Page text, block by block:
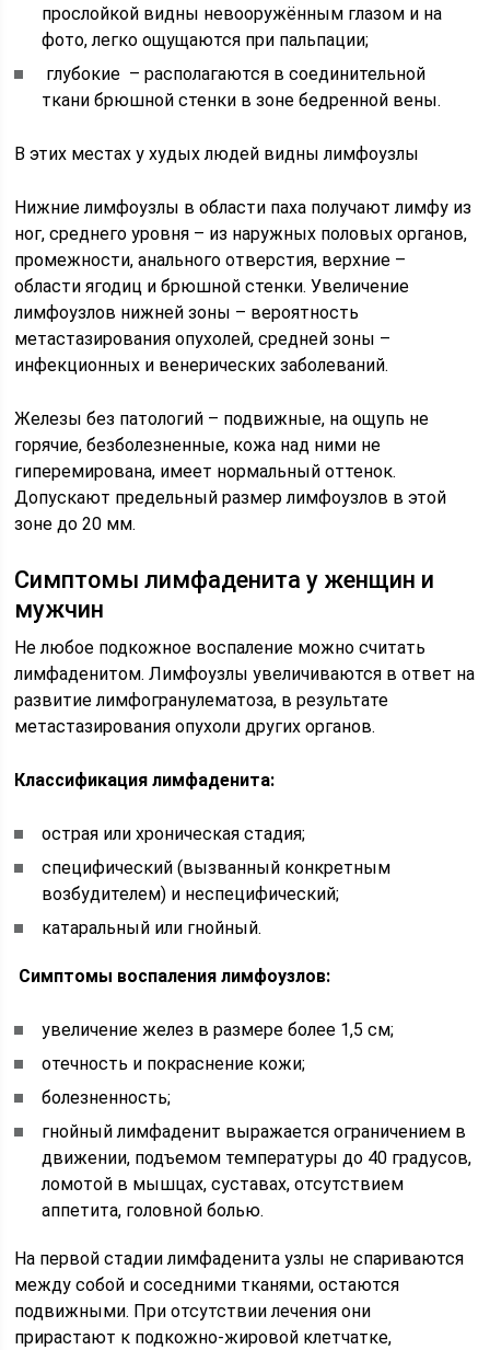
прослойкой видны невооружённым глазом и на
фото, легко ощущаются при пальпации;
глубокие – располагаются в соединительной
ткани брюшной стенки в зоне бедренной вены.
В этих местах у худых людей видны лимфоузлы
Нижние лимфоузлы в области паха получают лимфу из
ног, среднего уровня – из наружных половых органов,
промежности, анального отверстия, верхние –
области ягодиц и брюшной стенки. Увеличение
лимфоузлов нижней зоны – вероятность
метастазирования опухолей, средней зоны –
инфекционных и венерических заболеваний.
Железы без патологий – подвижные, на ощупь не
горячие, безболезненные, кожа над ними не
гиперемирована, имеет нормальный оттенок.
Допускают предельный размер лимфоузлов в этой
зоне до 20 мм.
Симптомы лимфаденита у женщин и
мужчин
Не любое подкожное воспаление можно считать
лимфаденитом. Лимфоузлы увеличиваются в ответ на
развитие лимфогранулематоза, в результате
метастазирования опухоли других органов.
Классификация лимфаденита:
острая или хроническая стадия;
специфический (вызванный конкретным
возбудителем) и неспецифический;
катаральный или гнойный.
Симптомы воспаления лимфоузлов:
увеличение желез в размере более 1,5 см;
отечность и покраснение кожи;
болезненность;
гнойный лимфаденит выражается ограничением в
движении, подъемом температуры до 40 градусов,
ломотой в мышцах, суставах, отсутствием
аппетита, головной болью.
На первой стадии лимфаденита узлы не спариваются
между собой и соседними тканями, остаются
подвижными. При отсутствии лечения они
прирастают к подкожно-жировой клетчатке,